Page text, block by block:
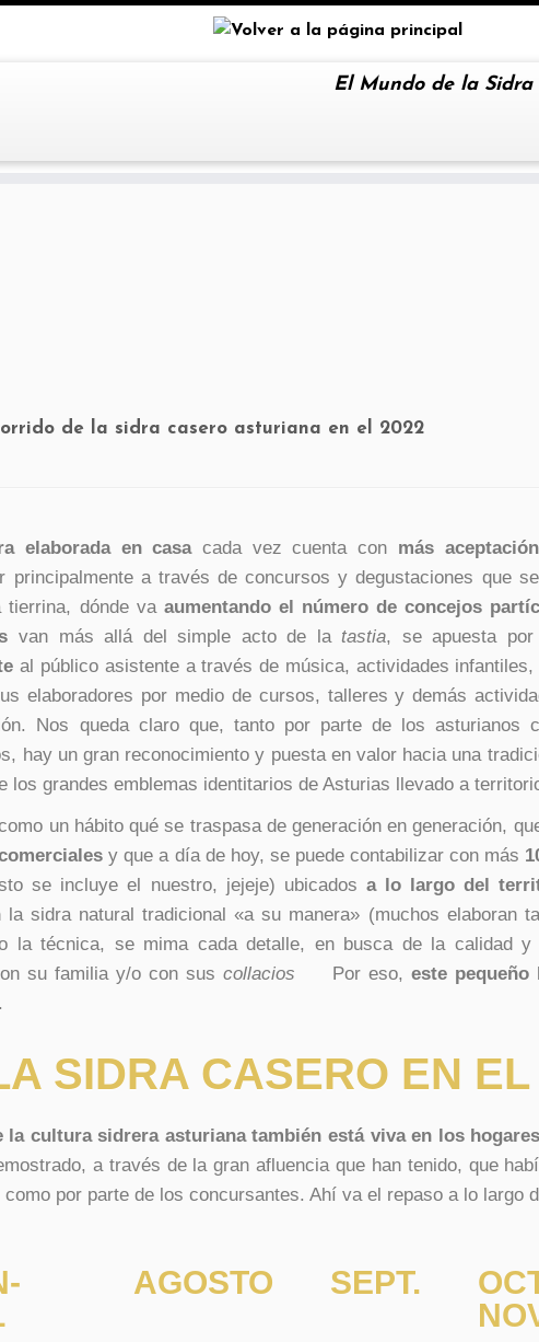
El Mundo de la
de la sidra casero asturiana en el 2022
elaborada en casacada vez cuenta con más aceptación
principalmente a través de concursos y degustaciones que
tierrina, dónde va aumentando el número de concejos
van más allá del simple acto de latastia, se apuesta por
al público asistente a través de música, actividades
elaboradores por medio de cursos, talleres y demás
Nos queda claro que, tanto por parte de los asturianos
hay un gran reconocimiento y puesta en valor hacia una
los grandes emblemas identitarios de Asturias llevado a
un hábito qué se traspasa de generación en generación,
y que a día de hoy, se puede contabilizar con más
se incluye el nuestro, jejeje) ubicados a lo largo del
la sidra natural tradicional «a su manera» (muchos elaboran
la técnica, se mima cada detalle, en busca de la calidad y
su familia y/o con suscollacios Por eso, este pequeño
.
SIDRA CASERO EN EL
la cultura sidrera asturiana también está viva en los
a través de la gran afluencia que han tenido, que
como por parte de los concursantes. Ahí va el repaso a lo largo
AGOSTO SEPT.